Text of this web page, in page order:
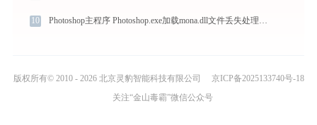
10 Photoshop主程序 Photoshop.exe加载mona.dll文件丢失处理办法
版权所有© 2010 - 2026 北京灵豹智能科技有限公司
京ICP备2025133740号-18
关注“金山毒霸”微信公众号